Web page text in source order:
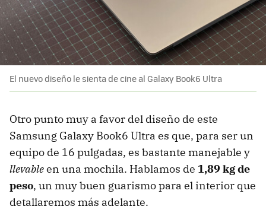
El nuevo diseño le sienta de cine al Galaxy Book6 Ultra
Otro punto muy a favor del diseño de este
Samsung Galaxy Book6 Ultra es que, para ser un
equipo de 16 pulgadas, es bastante manejable y
llevableen una mochila. Hablamos de 1,89 kg de
peso, un muy buen guarismo para el interior que
detallaremos más adelante.